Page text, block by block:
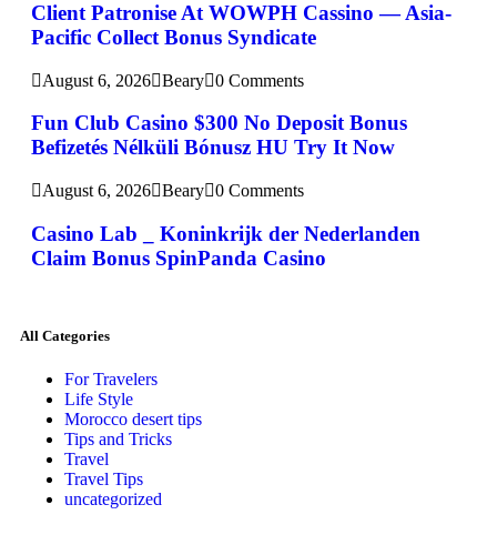
Client Patronise At WOWPH Cassino — Asia-
Pacific Collect Bonus Syndicate
August 6, 2026 Beary 0 Comments
Fun Club Casino $300 No Deposit Bonus
Befizetés Nélküli Bónusz HU Try It Now
August 6, 2026 Beary 0 Comments
Casino Lab _ Koninkrijk der Nederlanden
Claim Bonus SpinPanda Casino
All Categories
For Travelers
Life Style
Morocco desert tips
Tips and Tricks
Travel
Travel Tips
uncategorized